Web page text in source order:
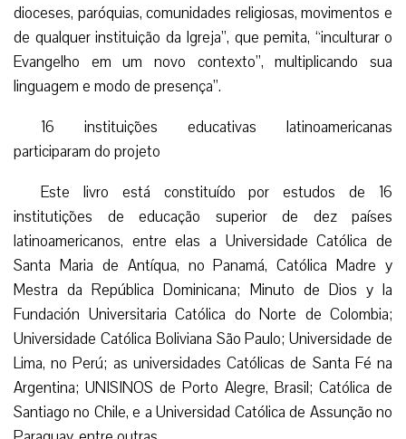
dioceses, paróquias, comunidades religiosas, movimentos e
de qualquer instituição da Igreja”, que pemita, “inculturar o
Evangelho em um novo contexto”, multiplicando sua
linguagem e modo de presença”.
16 instituições educativas latinoamericanas
participaram do projeto
Este livro está constituído por estudos de 16
institutições de educação superior de dez países
latinoamericanos, entre elas a Universidade Católica de
Santa Maria de Antíqua, no Panamá, Católica Madre y
Mestra da República Dominicana; Minuto de Dios y la
Fundación Universitaria Católica do Norte de Colombia;
Universidade Católica Boliviana São Paulo; Universidade de
Lima, no Perú; as universidades Católicas de Santa Fé na
Argentina; UNISINOS de Porto Alegre, Brasil; Católica de
Santiago no Chile, e a Universidad Católica de Assunção no